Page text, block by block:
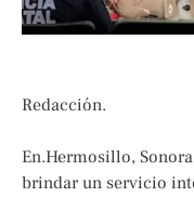
Redacción.
En.Hermosillo,
brindar un servicio